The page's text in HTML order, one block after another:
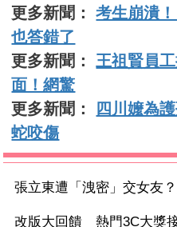
更多新聞：考生崩潰
也答錯了
更多新聞： 王祖賢員
面！網驚
更多新聞：
四川嬤為
蛇咬傷
張立東遭「洩密」交女友
改版大回饋 熱門3C大獎